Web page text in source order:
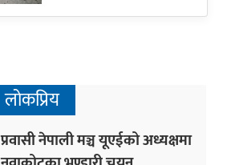
लोकप्रिय
प्रवासी नेपाली मञ्च यूएईको अध्यक्षमा